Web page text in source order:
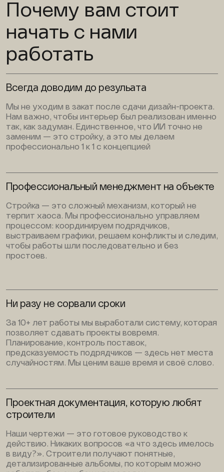
Почему вам стоит
начать с нами
работать
Всегда доводим до резульата
Мы не уходим в закат после сдачи дизайн-проекта.
Нам важно, чтобы интерьер был реализован именно
так, как задуман. Единственное, что ИИ точно не
заменим — это стройку, а это мы делаем
профессионально 1 к 1 с концепцией
Профессиональный менеджмент на объекте
Стройка — это сложный механизм, который не
терпит хаоса. Мы профессионально управляем
процессом: координируем подрядчиков,
выстраиваем графики, решаем конфликты и следим,
чтобы работы шли последовательно и без
простоев.
Ни разу не сорвали сроки
За 10+ лет работы мы выработали систему, которая
позволяет сдавать проекты вовремя.
Планирование, контроль поставок,
предсказуемость подрядчиков — здесь нет места
случайностям. Мы ценим ваше время и своё слово.
Проектная документация, которую любят
строители
Наши чертежи — это готовое руководство к
действию. Никаких вопросов «а что здесь имелось
в виду?». Строители получают понятные,
детализированные альбомы, по которым можно